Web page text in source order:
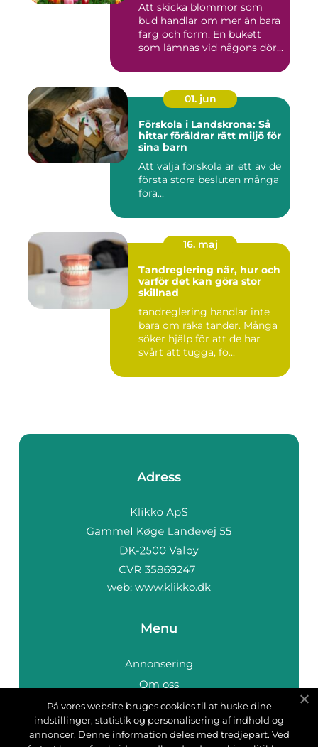
Att skicka blommor som
bud handlar om mer än bara
färg och form. En bukett
som lämnas vid någons dör...
01. jun
Förskola i Landskrona: Så
hittar föräldrar rätt miljö för
sina barn
Att välja förskola är ett av de
första stora besluten många
förä...
16. maj
Tandreglering när, hur och
varför det kan göra stor
skillnad
tandreglering handlar inte
bara om raka tänder. Många
söker hjälp för att de har
svårt att tugga, fö...
Adress
web: www.klikko.dk
Menu
Annonsering
Om oss
Cookies
Kontakta oss
På vores website bruges cookies til at huske dine
indstillinger, statistik og personalisering af indhold og
annoncer. Denne information deles med tredjepart. Ved